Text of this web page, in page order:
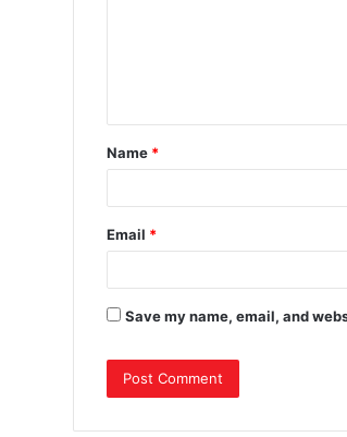
Name *
Email *
Save my name, email, and